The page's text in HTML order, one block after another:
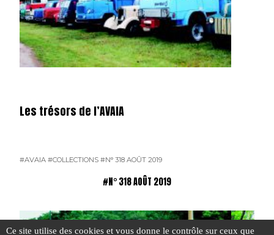
Les trésors de l’AVAIA
#AVAIA #COLLECTIONS #N° 318 AOÛT 2019
#N° 318 AOÛT 2019
Ce site utilise des cookies et vous donne le contrôle sur ceux que